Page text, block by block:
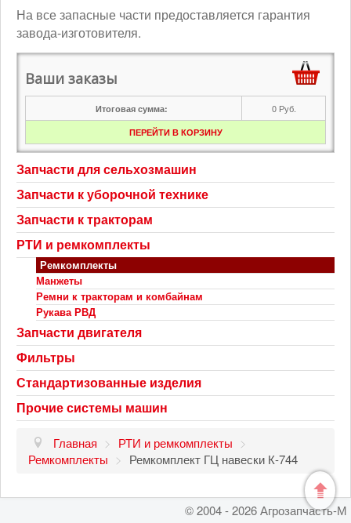
На все запасные части предоставляется гарантия
завода-изготовителя.
Ваши заказы
Итоговая сумма: 0 Руб.
ПЕРЕЙТИ В КОРЗИНУ
Запчасти для сельхозмашин
Запчасти к уборочной технике
Запчасти к тракторам
РТИ и ремкомплекты
Ремкомплекты
Манжеты
Ремни к тракторам и комбайнам
Рукава РВД
Запчасти двигателя
Фильтры
Стандартизованные изделия
Прочие системы машин
Главная > РТИ и ремкомплекты >
Ремкомплекты > Ремкомплект ГЦ навески К-744
© 2004 - 2026 Агрозапчасть-М